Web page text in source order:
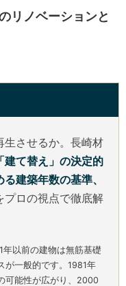
リノベーションと
生させるか。長崎材
建て替え」の決定的
建築年数の基準、
プロの視点で徹底解
年以前の建物は無筋基礎
が一般的です。1981年
可能性が広がり、2000